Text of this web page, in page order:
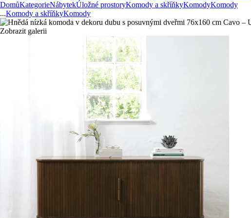
DomůKategorieNábytekÚložné prostoryKomody a skříňkyKomodyKomody
...Komody a skříňkyKomody
Zobrazit galerii